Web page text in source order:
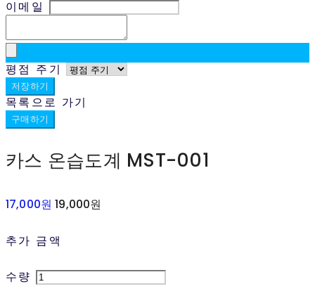
이메일
평점 주기
저장하기
목록으로 가기
구매하기
카스 온습도계 MST-001
17,000원19,000원
추가 금액
수량